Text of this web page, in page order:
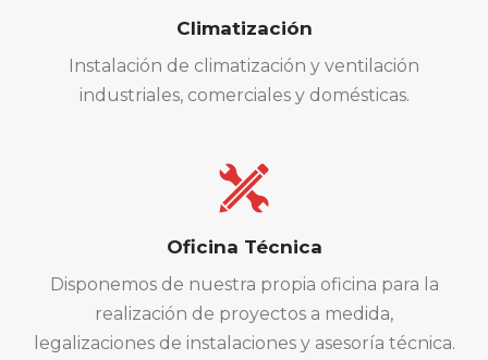
Climatización
Instalación de climatización y ventilación
industriales, comerciales y domésticas.
Oficina Técnica
Disponemos de nuestra propia oficina para la
realización de proyectos a medida,
legalizaciones de instalaciones y asesoría técnica.